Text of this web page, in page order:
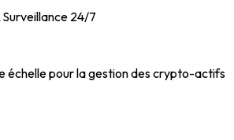
24/7
échelle pour la gestion des crypto-actifs